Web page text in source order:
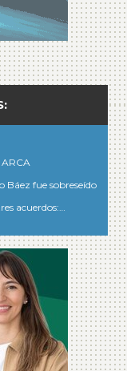
Báez fue sobreseído
acuerdos:…